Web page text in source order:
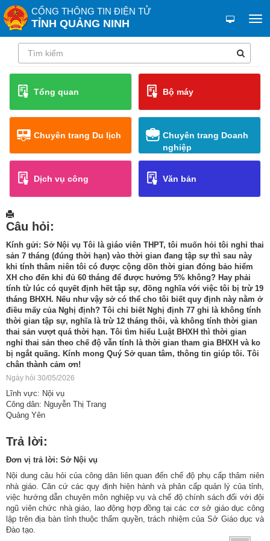
CỔNG THÔNG TIN ĐIỆN TỬ
TỈNH QUẢNG NINH
Tổng quan Bộ máy
Chuyên trang Du lịch
Chuyên trang Doanh
nghiệp
Dịch vụ công Văn bản
Câu hỏi:
Kính gửi: Sở Nội vụ Tôi là giáo viên THPT, tôi muốn hỏi tôi nghỉ thai
sản 7 tháng (đúng thời hạn) vào thời gian đang tập sự thì sau này
khi tính thâm niên tôi có được cộng dồn thời gian đóng bảo hiểm
XH cho đến khi đủ 60 tháng để được hưởng 5% không? Hay phải
tính từ lúc có quyết định hết tập sự, đồng nghĩa với việc tôi bị trừ 19
tháng BHXH. Nếu như vậy sở có thể cho tôi biết quy định này nằm ở
điều mấy của Nghị định? Tôi chỉ biết Nghị định 77 ghi là không tính
thời gian tập sự, nghĩa là trừ 12 tháng thôi, và không tính thời gian
thai sản vượt quá thời hạn. Tôi tìm hiểu Luật BHXH thì thời gian
nghỉ thai sản theo chế độ vẫn tính là thời gian tham gia BHXH và ko
bị ngắt quãng. Kính mong Quý Sở quan tâm, thông tin giúp tôi. Tôi
chân thành cảm ơn!
Ngày hỏi 30/05/2026
Lĩnh vực: Nội vụ
Công dân: Nguyễn Thị Trang
Quảng Yên
Trả lời:
Đơn vị trả lời: Sở Nội vụ
Nội dung câu hỏi của công dân liên quan đến chế độ phụ cấp thâm niên
nhà giáo. Căn cứ các quy định hiện hành và phân cấp quản lý của tỉnh,
việc hướng dẫn chuyên môn nghiệp vụ và chế độ chính sách đối với đội
ngũ viên chức nhà giáo, lao động hợp đồng tại các cơ sở giáo dục công
lập trên địa bàn tỉnh thuộc thẩm quyền, trách nhiệm của Sở Giáo dục và
Đào tạo.